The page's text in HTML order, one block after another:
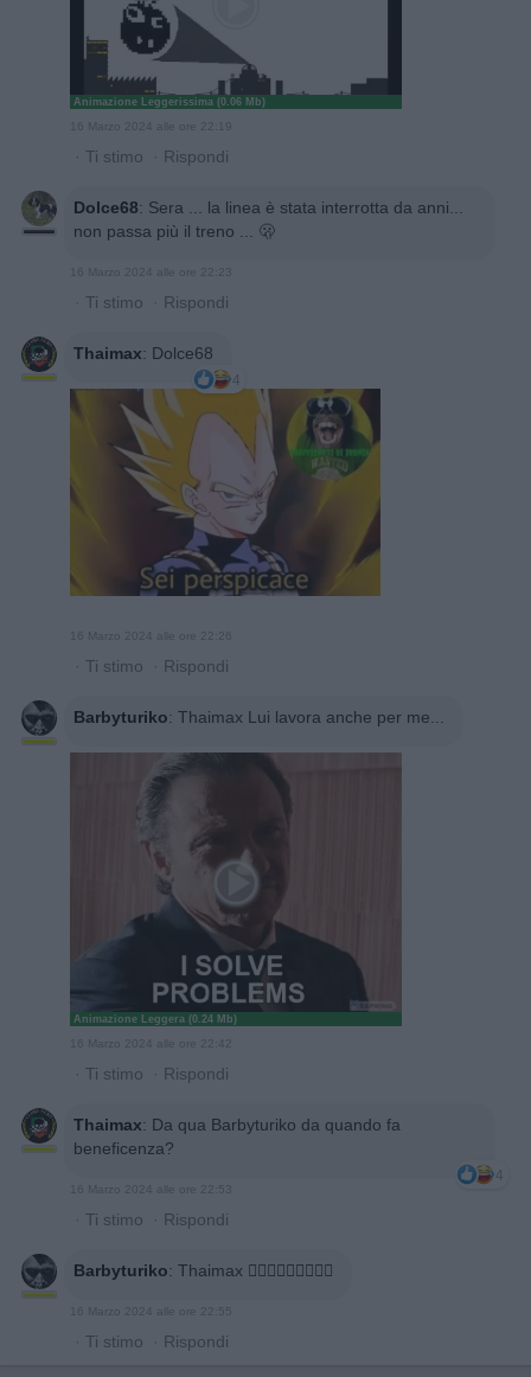
Animazione Leggerissima (0.06 Mb)
16 Marzo 2024 alle ore 22:19
· Ti stimo · Rispondi
Dolce68: Sera ... la linea è stata interrotta da anni...
non passa più il treno ... 🫢
16 Marzo 2024 alle ore 22:23
· Ti stimo · Rispondi
Thaimax: Dolce68
4
16 Marzo 2024 alle ore 22:26
· Ti stimo · Rispondi
Barbyturiko: Thaimax Lui lavora anche per me...
Animazione Leggera (0.24 Mb)
16 Marzo 2024 alle ore 22:42
· Ti stimo · Rispondi
Thaimax: Da qua Barbyturiko da quando fa
beneficenza?
4
16 Marzo 2024 alle ore 22:53
· Ti stimo · Rispondi
Barbyturiko: Thaimax 🤷🏻‍♂️🤷🏻‍♂️🤷🏻‍♂️
16 Marzo 2024 alle ore 22:55
· Ti stimo · Rispondi